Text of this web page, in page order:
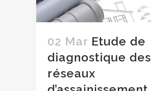
02 Mar Etude de
diagnostique des
réseaux